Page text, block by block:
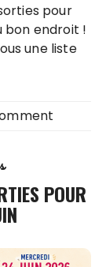
bon endroit !
une liste
POUR